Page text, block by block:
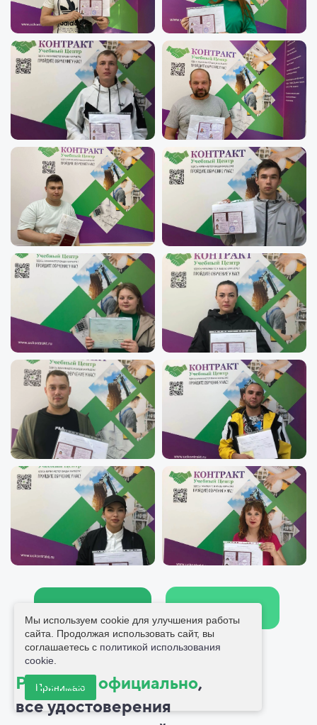
Работаем официально,
всеудостоверения
Мы используем cookie для улучшения работы
сайта. Продолжая использовать сайт, вы
соглашаетесь с политикой использования
cookie
Принимаю